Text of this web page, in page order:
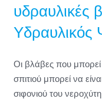
υδραυλικές
Υδραυλικός
Οι βλάβες που
σπιτιού μπορεί να
σιφονιού του